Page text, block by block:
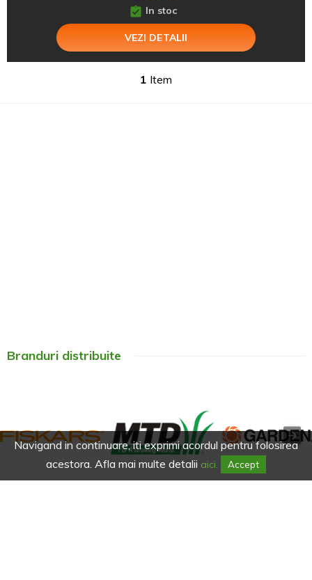
In stoc
VEZI DETALII
1 Item
Branduri distribuite
Navigand in continuare, iti exprimi acordul pentru folosirea
acestora. Afla mai multe detalii aici. Accept